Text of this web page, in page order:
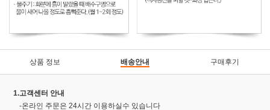
상품 정보 배송안내 구매후기
1.고객센터 안내
-온라인 주문은 24시간 이용하실수 있습니다